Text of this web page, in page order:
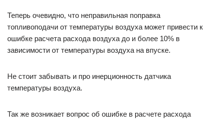
Теперь очевидно, что неправильная поправка
топливоподачи от температуры воздуха может привести к
ошибке расчета расхода воздуха до и более 10% в
зависимости от температуры воздуха на впуске.
Не стоит забывать и про инерционность датчика
температуры воздуха.
Так же возникает вопрос об ошибке в расчете расхода